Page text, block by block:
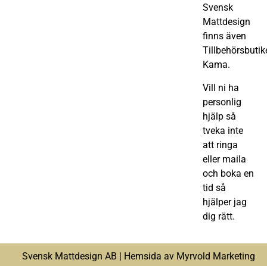
Svensk
Mattdesign
finns även
Kama.
Vill ni ha
personlig
hjälp så
tveka inte
att ringa
eller maila
och boka en
tid så
hjälper jag
dig rätt.
Svensk Mattdesign AB | Hemsida av Myrvold Marketing